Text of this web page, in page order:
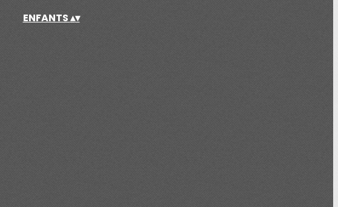
ENFANTS▴▾